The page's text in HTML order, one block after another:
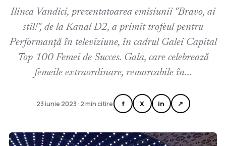
Ilinca Vandici, prezentatoarea emisiunii "Bravo, ai
stil!", de la Kanal D2, a primit trofeul pentru
Performanță în televiziune, în cadrul Galei Capital
Top 100 Femei de Succes. Gala, care celebrează
femeile extraordinare, remarcabile în...
23 iunie 2023 · 2 min citire f X in ↗